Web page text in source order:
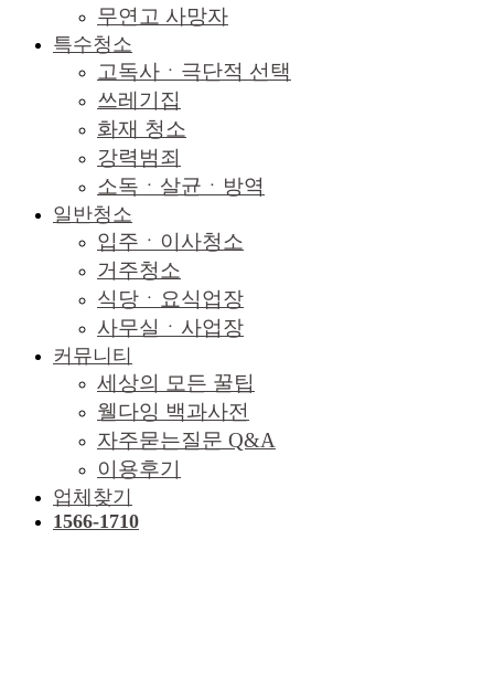
무연고 사망자
특수청소
고독사ㆍ극단적 선택
쓰레기집
화재 청소
강력범죄
소독ㆍ살균ㆍ방역
일반청소
입주ㆍ이사청소
거주청소
식당ㆍ요식업장
사무실ㆍ사업장
커뮤니티
세상의 모든 꿀팁
웰다잉 백과사전
자주묻는질문 Q&A
이용후기
업체찾기
1566-1710